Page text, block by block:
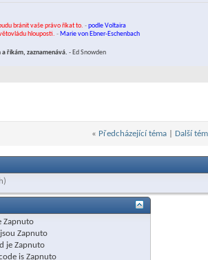
bránit vaše právo říkat to. -podle Voltaira
hlouposti. - Marie von Ebner-Eschenbach
a říkám, zaznamenává. - Ed Snowden
« Předcházející téma| Další
Zapnuto
jsouZapnuto
jeZapnuto
isZapnuto